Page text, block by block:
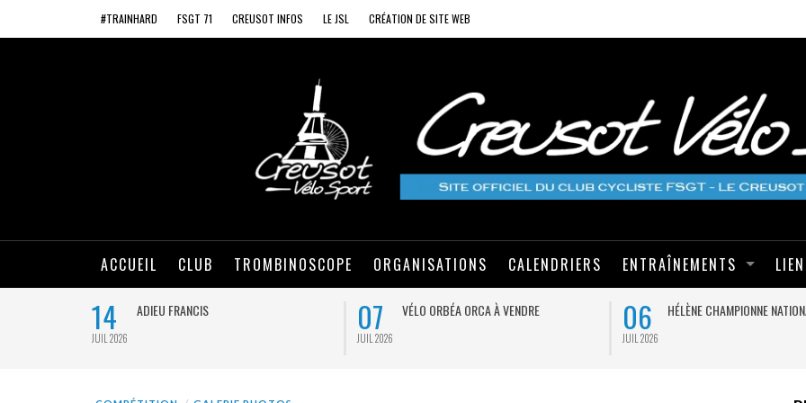
#TRAINHARD FSGT 71 CREUSOT INFOS LE JSL CRÉATION DE SITE WEB
ACCUEIL CLUB TROMBINOSCOPE ORGANISATIONS CALENDRIERS ENTRAÎNEMENTS
14
JUIL 2026
ADIEU FRANCIS 07
JUIL 2026
VÉLO ORBÉA ORCA À VENDRE 06
JUIL 2026
HÉLÈNE CHAMPIONNE